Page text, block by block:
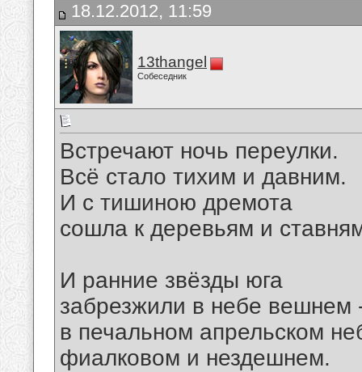
18.12.2012, 11:59
13thangel
Собеседник
Встречают ночь переулки.
Всё стало тихим и давним.
И с тишиною дремота
сошла к деревьям и
И ранние звёзды юга
забрезжили в небе вешнем
в печальном апрельском
фиалковом и нездешнем.